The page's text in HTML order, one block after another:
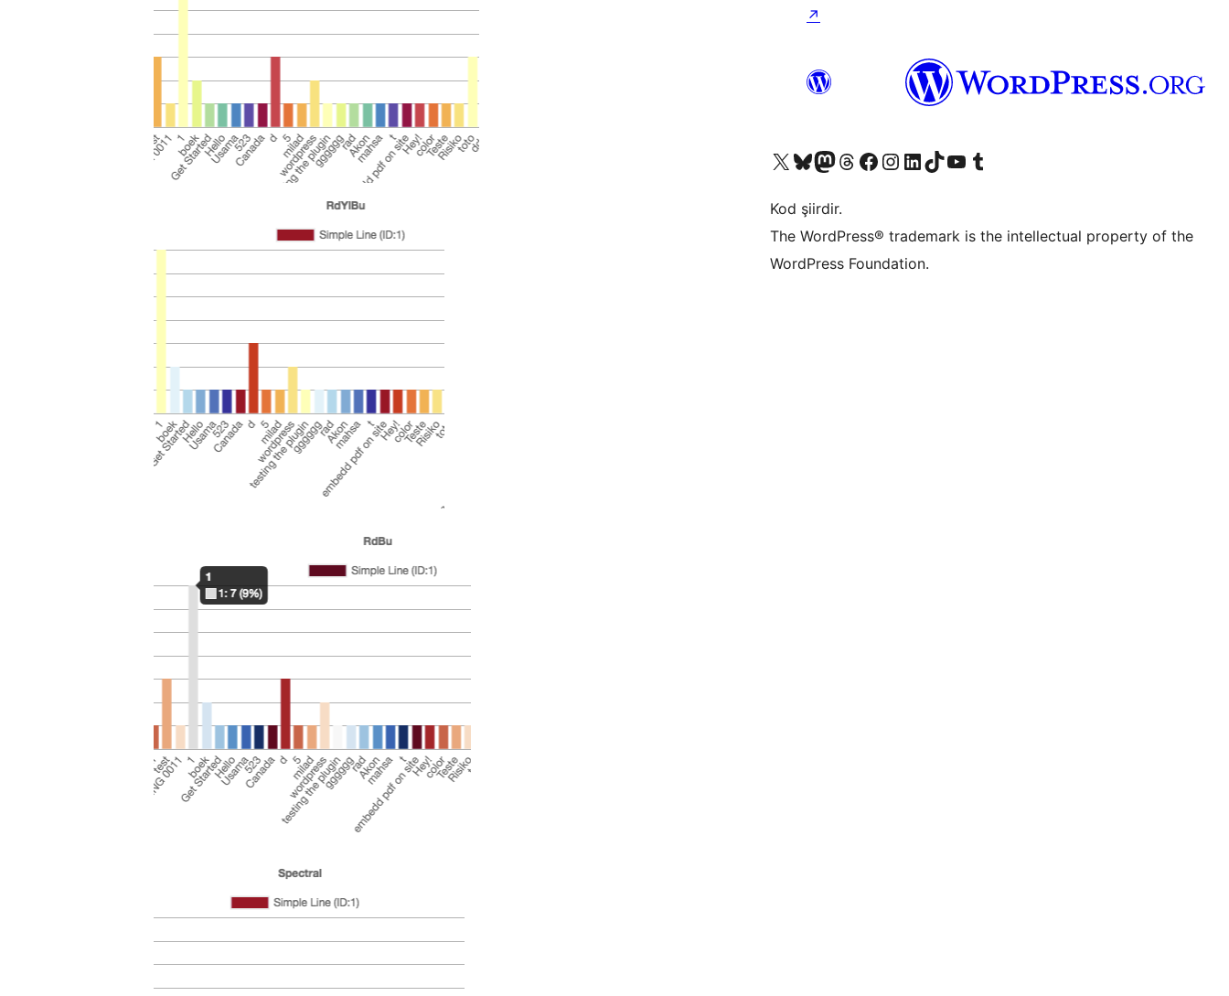
↗
X (eski Twitter) hesabımıza bakın
Bluesky hesabımızı ziyaret edinMastodon hesabımızı ziyaret edinThreads hesabımızı ziyaret edinFacebook sayfamızı ziyaret edinInstagram hesabımızı ziyaret edinLinkedIn hesabımızı ziyaret edinTikTok hesabımızı ziyaret edinYouTube kanalımızı ziyaret edinTumblr hesabımızı ziyaret edin
Kod şiirdir.
The WordPress® trademark is the intellectual property of the
WordPress Foundation.